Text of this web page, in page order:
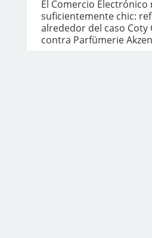
El Comercio Electrónico
suficientemente chic:
alrededor del caso Coty
contra Parfümerie